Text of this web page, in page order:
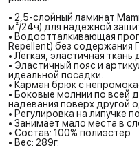
• 2,5-слойный ламинат
м²/24ч) для надежной
• Водоотталкивающая
Repellent) без содержания
• Легкая, эластичная
• Эластичный пояс и
идеальной посадки.
• Карман брюк с
• Боковые молнии по всей
надевания поверх другой
• Регулировка на липучке
• Занимает мало места в
• Состав: 100% полиэстер
• Вес: 289г.